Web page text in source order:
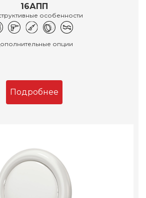
16АПП
особенности
опции
Подробнее